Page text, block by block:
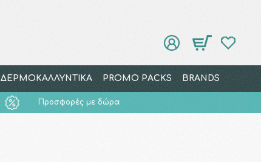
ΔΕΡΜΟΚΑΛΛΥΝΤΙΚΑ PROMO PACKS BRANDS
Προσφορές με δώρα